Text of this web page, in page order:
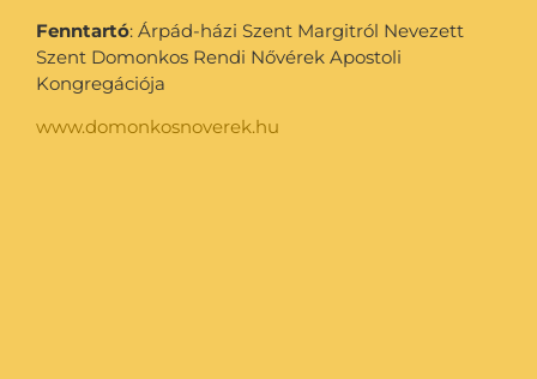
Fenntartó: Árpád-házi Szent Margitról Nevezett
Szent Domonkos Rendi Nővérek Apostoli
Kongregációja
www.domonkosnoverek.hu